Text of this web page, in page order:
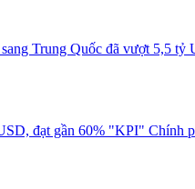
Trung Quốc đã vượt 5,5
đạt gần 60% "KPI" Chính